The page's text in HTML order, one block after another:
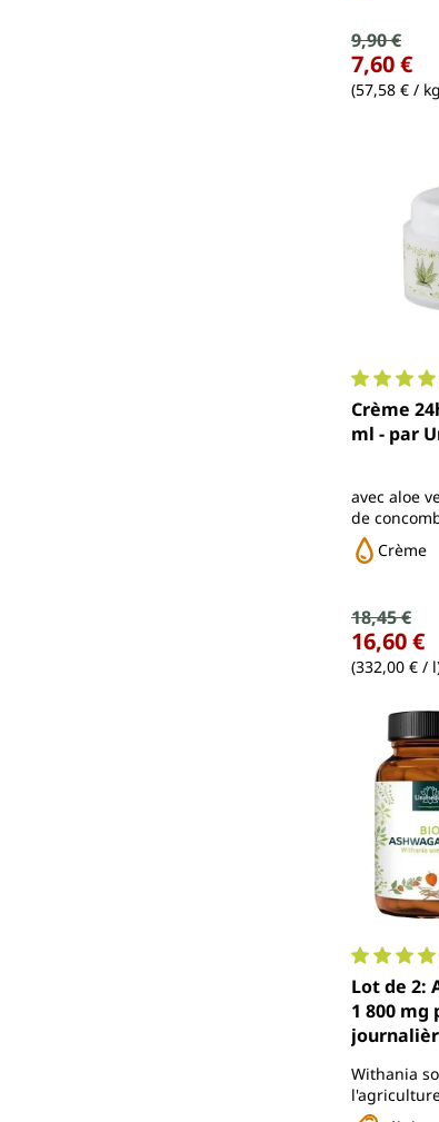
Prix de
Prix régulier :
9,90 €
7,60 €
(57,58 € /
Note
Crème
ml - par
avec aloe
de
huile de
Crème
Prix de
Prix régulier :
18,45 €
16,60 €
(332,00 € /
Note
Lot de 2:
1 800 mg
gélules -
Withania
contrôlée